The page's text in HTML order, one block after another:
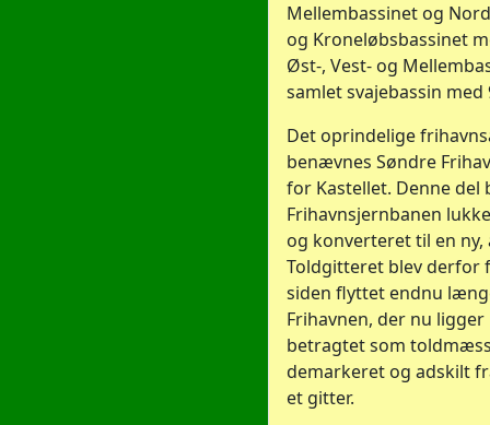
Mellembassinet og
og Kroneløbsbassinet
Øst-, Vest- og
samlet svajebassin med
Det oprindelige
benævnes Søndre
for Kastellet. Denne del
Frihavnsjernbanen
og konverteret til en ny,
Toldgitteret blev derfor
siden flyttet endnu
Frihavnen, der nu
betragtet som
demarkeret og adskilt
et gitter.